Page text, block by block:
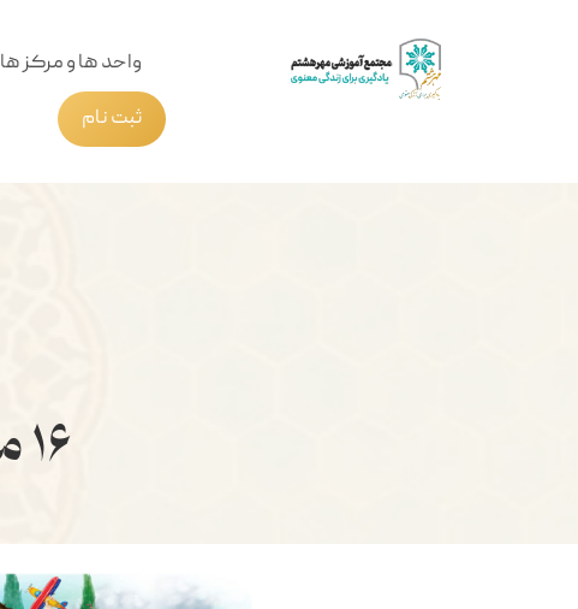
واحد ها و مرکز ها
ثبت نام
۱۶ مهرماه ، روز ملی کودک مبارک